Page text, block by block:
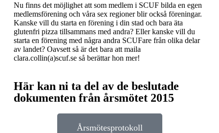
Nu finns det möjlighet att som medlem i SCUF bilda en egen
medlemsförening och våra sex regioner blir också föreningar.
Kanske vill du starta en förening i din stad och bara äta
glutenfri pizza tillsammans med andra? Eller kanske vill du
starta en förening med några andra SCUFare från olika delar
av landet? Oavsett så är det bara att maila
clara.collin(a)scuf.se så berättar hon mer!
Här kan ni ta del av de beslutade
dokumenten från årsmötet 2015
Årsmötesprotokoll